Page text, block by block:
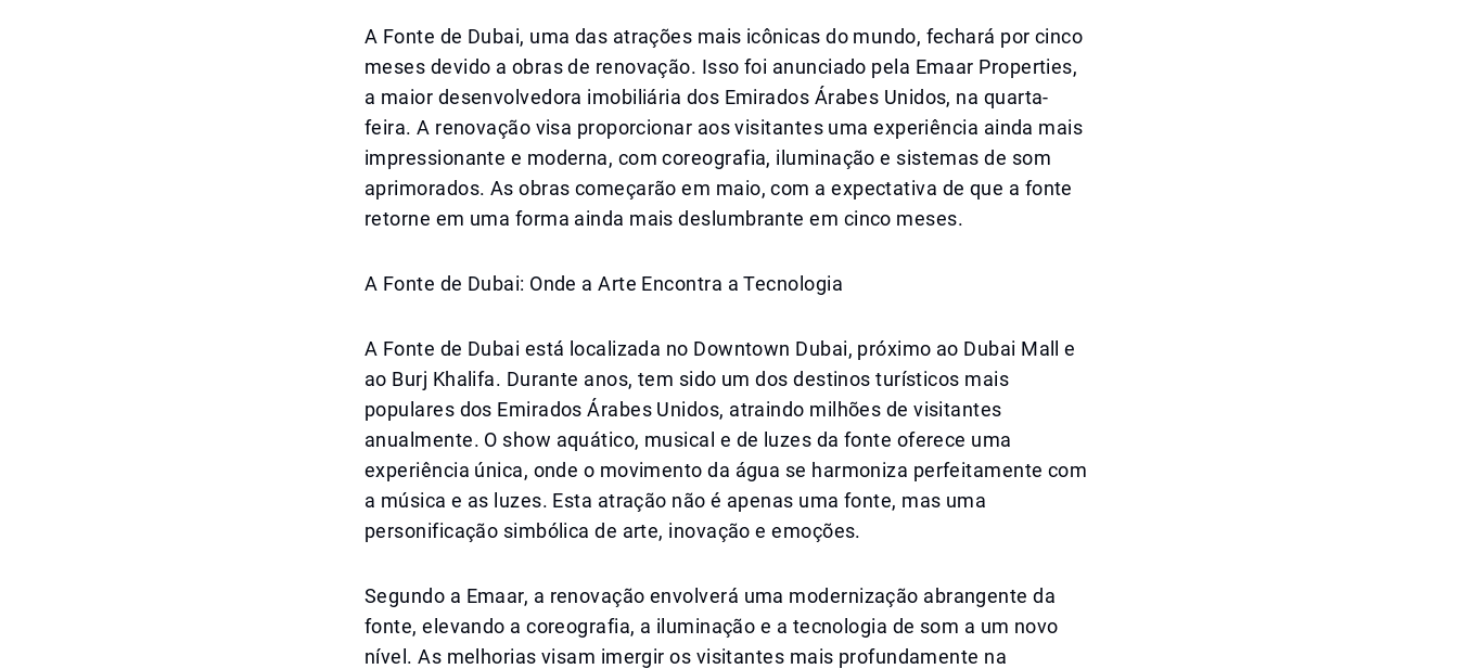
A Fonte de Dubai, uma das atrações mais icônicas do mundo, fechará por cinco
meses devido a obras de renovação. Isso foi anunciado pela Emaar Properties,
a maior desenvolvedora imobiliária dos Emirados Árabes Unidos, na quarta-
feira. A renovação visa proporcionar aos visitantes uma experiência ainda mais
impressionante e moderna, com coreografia, iluminação e sistemas de som
aprimorados. As obras começarão em maio, com a expectativa de que a fonte
retorne em uma forma ainda mais deslumbrante em cinco meses.
A Fonte de Dubai: Onde a Arte Encontra a Tecnologia
A Fonte de Dubai está localizada no Downtown Dubai, próximo ao Dubai Mall e
ao Burj Khalifa. Durante anos, tem sido um dos destinos turísticos mais
populares dos Emirados Árabes Unidos, atraindo milhões de visitantes
anualmente. O show aquático, musical e de luzes da fonte oferece uma
experiência única, onde o movimento da água se harmoniza perfeitamente com
a música e as luzes. Esta atração não é apenas uma fonte, mas uma
personificação simbólica de arte, inovação e emoções.
Segundo a Emaar, a renovação envolverá uma modernização abrangente da
fonte, elevando a coreografia, a iluminação e a tecnologia de som a um novo
nível. As melhorias visam imergir os visitantes mais profundamente na